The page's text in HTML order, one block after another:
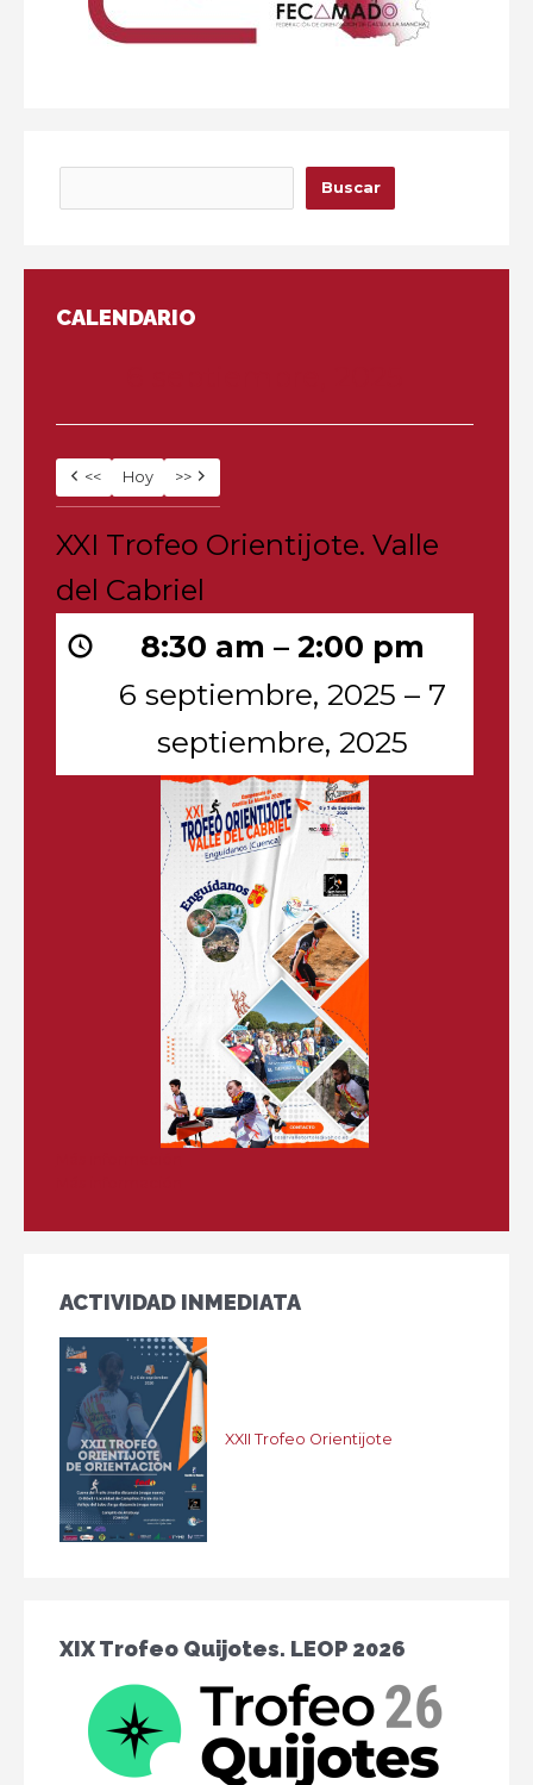
Buscar
CALENDARIO
<< Hoy >>
XXI
Trofeo
Orientijote.
Valle
Cabriel
XXI Trofeo Orientijote. Valle
del Cabriel
8:30 am – 2:00 pm
6 septiembre, 2025 – 7
septiembre, 2025
ACTIVIDAD INMEDIATA
XXII Trofeo Orientijote
XIX Trofeo Quijotes. LEOP 2026